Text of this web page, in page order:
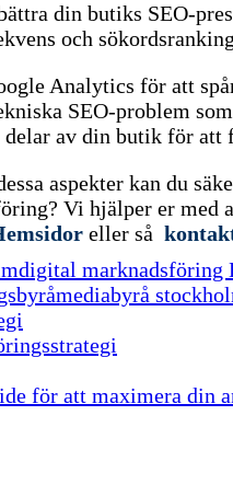
din butiks SEO-
och
Analytics för att
SEO-problem
av din butik för att
aspekter kan du
Vi hjälper er
eller så
digital marknadsföring
mediabyrå
för att maximera din